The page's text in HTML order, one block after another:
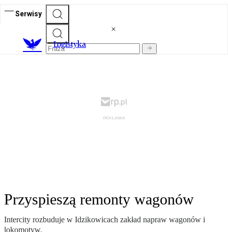
Serwisy
Logistyka
Przyspieszą remonty wagonów
Intercity rozbuduje w Idzikowicach zakład napraw wagonów i
lokomotyw.